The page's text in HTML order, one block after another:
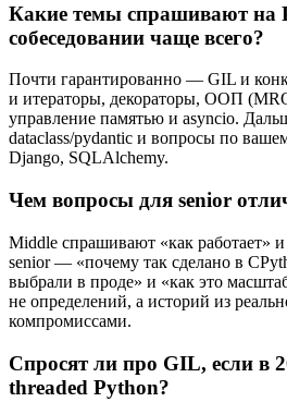
Какие темы спрашивают на
собеседовании чаще всего?
Почти гарантированно — GIL и
и итераторы, декораторы, ООП
управление памятью и asyncio.
dataclass/pydantic и вопросы по
Django, SQLAlchemy.
Чем вопросы для senior
Middle спрашивают «как работает» и
senior — «почему так сделано в
выбрали в проде» и «как это
не определений, а историй из
компромиссами.
Спросят ли про GIL, если в
threaded Python?